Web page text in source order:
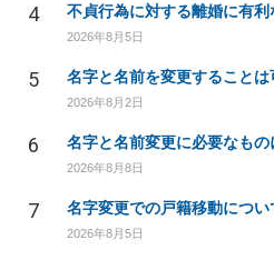
4
2026年8月5日
5 名字と名前を変更することは
2026年8月2日
6 名字と名前変更に必要なも
2026年8月8日
7 名字変更での戸籍移動につい
2026年8月5日